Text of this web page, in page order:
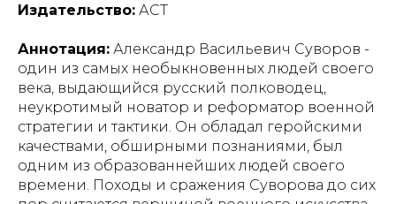
Издательство: АСТ
Аннотация: Александр Васильевич Суворов -
один из самых необыкновенных людей своего
века, выдающийся русский полководец,
неукротимый новатор и реформатор военной
стратегии и тактики. Он обладал геройскими
качествами, обширными познаниями, был
одним из образованнейших людей своего
времени. Походы и сражения Суворова до сих